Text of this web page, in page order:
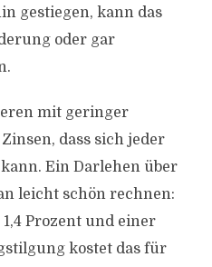
gestiegen, kann das
oder gar
mit geringer
dass sich jeder
Ein Darlehen über
leicht schön rechnen:
Prozent und einer
kostet das für